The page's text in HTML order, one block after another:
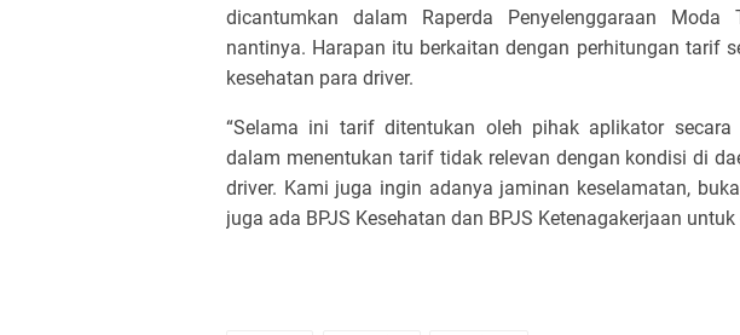
dicantumkan dalam Raperda Penyelenggaraan Moda
nantinya. Harapan itu berkaitan dengan perhitungan tarif
kesehatan para driver.
“Selama ini tarif ditentukan oleh pihak aplikator secara
dalam menentukan tarif tidak relevan dengan kondisi di
driver. Kami juga ingin adanya jaminan keselamatan,
juga ada BPJS Kesehatan dan BPJS Ketenagakerjaan untuk